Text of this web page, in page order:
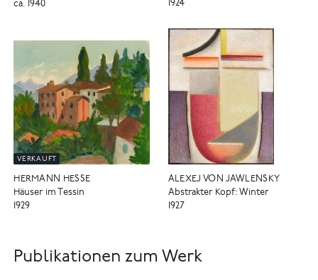
ca. 1940
1924
VERKAUFT
HERMANN HESSE
Häuser im Tessin
1929
ALEXEJ VON JAWLENSKY
Abstrakter Kopf: Winter
1927
Publikationen zum Werk